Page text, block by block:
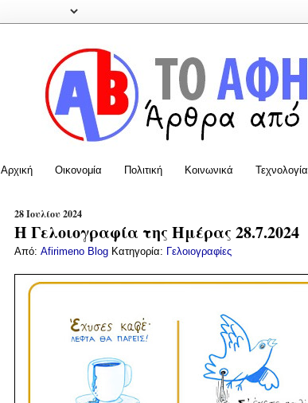
Αρχική Οικονομία Πολιτική Κοινωνικά Τεχνολογία
28 Ιουλίου 2024
Η Γελοιογραφία της Ημέρας 28.7.2024
Από: Afirimeno Blog Κατηγορία: Γελοιογραφίες